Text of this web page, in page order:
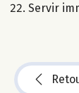
Servir